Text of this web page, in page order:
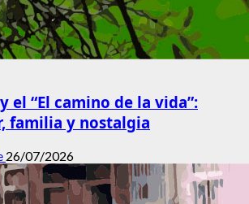
el “El camino de la vida”:
familia y nostalgia
26/07/2026